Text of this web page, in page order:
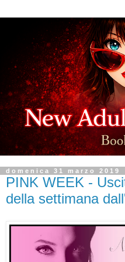
domenica 31 marzo 2019
PINK WEEK -
della settimana